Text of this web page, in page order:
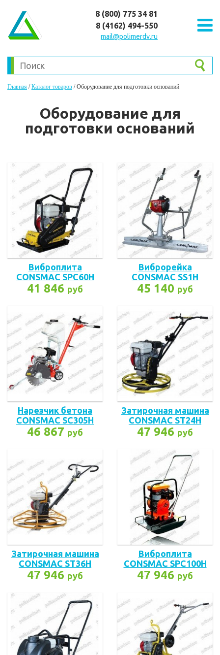
8 (800) 775 34 81
8 (4162) 494-550
mail@polimerdv.ru
Главная /Каталог товаров /Оборудование для подготовки оснований
Оборудование для
подготовки оснований
Виброплита
CONSMAC SPC60H
41 846 руб
Виброрейка
CONSMAC SS1H
45 140 руб
Нарезчик бетона
CONSMAC SC305H
46 867 руб
Затирочная машина
CONSMAC ST24H
47 946 руб
Затирочная машина
CONSMAC ST36H
47 946 руб
Виброплита
CONSMAC SPC100H
47 946 руб